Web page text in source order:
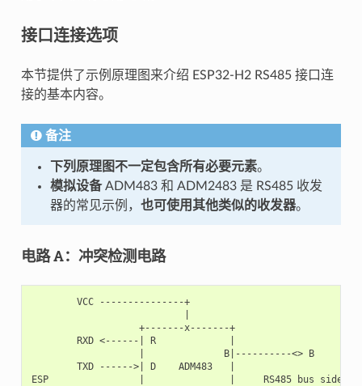
接口连接选项
本节提供了示例原理图来介绍 ESP32-H2 RS485 接口连
接的基本内容。
备注
下列原理图不一定包含所有必要元素。
模拟设备ADM483 和 ADM2483 是 RS485 收发
器的常见示例， 也可使用其他类似的收发器。
电路 A：冲突检测电路
        VCC ---------------+
                   +-------x-------+
        RXD <------| R             |
                   |              B|----------<> B
        TXD ------>| D    ADM483   |
ESP                |               |     RS485 bus side